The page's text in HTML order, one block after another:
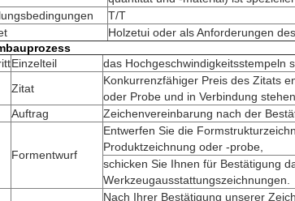
T/T
Holzetui oder als Anforderungen
Einzelteil
das Hochgeschwindigkeitsstempeln
Zitat
Konkurrenzfähiger Preis des Zitats
oder Probe und in Verbindung
Auftrag Zeichenvereinbarung nach der
Formentwurf
Entwerfen Sie die
Produktzeichnung oder -probe,
schicken Sie Ihnen für Bestätigung
Werkzeugausstattungszeichnungen.
Nach Ihrer Bestätigung unserer